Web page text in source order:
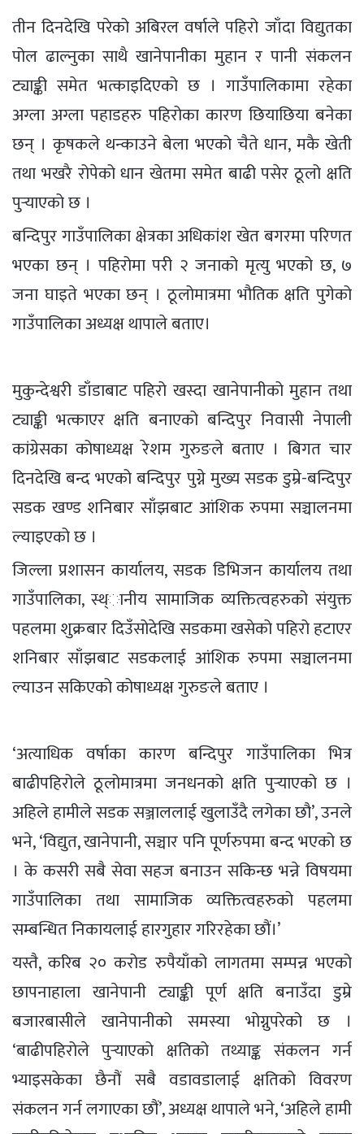
तीन दिनदेखि परेको अबिरल वर्षाले पहिरो जाँदा विद्युतका
पोल ढाल्नुका साथै खानेपानीका मुहान र पानी संकलन
ट्याङ्की समेत भत्काइदिएको छ । गाउँपालिकामा रहेका
अग्ला अग्ला पहाडहरु पहिरोका कारण छियाछिया बनेका
छन् । कृषकले थन्काउने बेला भएको चैते धान, मकै खेती
तथा भखरै रोपेको धान खेतमा समेत बाढी पसेर ठूलो क्षति
पुर्‍याएको छ ।
बन्दिपुर गाउँपालिका क्षेत्रका अधिकांश खेत बगरमा परिणत
भएका छन् । पहिरोमा परी २ जनाको मृत्यु भएको छ, ७
जना घाइते भएका छन् । ठूलोमात्रमा भौतिक क्षति पुगेको
गाउँपालिका अध्यक्ष थापाले बताए।
मुकुन्देश्वरी डाँडाबाट पहिरो खस्दा खानेपानीको मुहान तथा
ट्याङ्की भत्काएर क्षति बनाएको बन्दिपुर निवासी नेपाली
कांग्रेसका कोषाध्यक्ष रेशम गुरुङले बताए । बिगत चार
दिनदेखि बन्द भएको बन्दिपुर पुग्ने मुख्य सडक डुम्रे-बन्दिपुर
सडक खण्ड शनिबार साँझबाट आंशिक रुपमा सञ्चालनमा
ल्याइएको छ ।
जिल्ला प्रशासन कार्यालय, सडक डिभिजन कार्यालय तथा
गाउँपालिका, स्थ्ानीय सामाजिक व्यक्तित्वहरुको संयुक्त
पहलमा शुक्रबार दिउँसोदेखि सडकमा खसेको पहिरो हटाएर
शनिबार साँझबाट सडकलाई आंशिक रुपमा सञ्चालनमा
ल्याउन सकिएको कोषाध्यक्ष गुरुङले बताए ।
‘अत्याधिक वर्षाका कारण बन्दिपुर गाउँपालिका भित्र
बाढीपहिरोले ठूलोमात्रमा जनधनको क्षति पुर्‍याएको छ ।
अहिले हामीले सडक सञ्जाललाई खुलाउँदै लगेका छौ’, उनले
भने, ‘विद्युत, खानेपानी, सञ्चार पनि पूर्णरुपमा बन्द भएको छ
। के कसरी सबै सेवा सहज बनाउन सकिन्छ भन्ने विषयमा
गाउँपालिका तथा सामाजिक व्यक्तित्वहरुको पहलमा
सम्बन्धित निकायलाई हारगुहार गरिरहेका छौं।’
यस्तै, करिब २० करोड रुपैयाँको लागतमा सम्पन्न भएको
छापनाहाला खानेपानी ट्याङ्की पूर्ण क्षति बनाउँदा डुम्रे
बजारबासीले खानेपानीको समस्या भोग्नुपरेको छ ।
‘बाढीपहिरोले पुर्‍याएको क्षतिको तथ्याङ्क संकलन गर्न
भ्याइसकेका छैनौं सबै वडावडालाई क्षतिको विवरण
संकलन गर्न लगाएका छौं’, अध्यक्ष थापाले भने, ‘अहिले हामी